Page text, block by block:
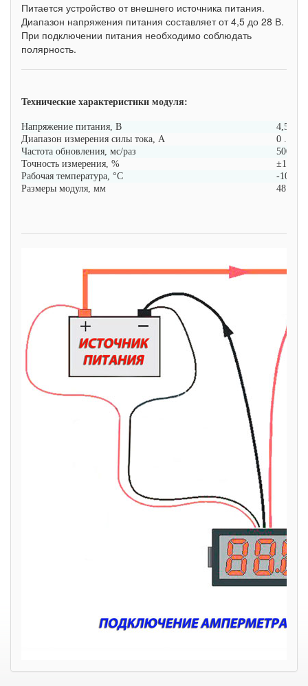
Питается устройство от внешнего источника питания.
Диапазон напряжения питания составляет от 4,5 до 28 В.
При подключении питания необходимо соблюдать
полярность.
Технические характеристики модуля:
Напряжение питания, В
4,5 ...
Диапазон измерения силы тока, А
0 ...
Частота обновления, мс/раз
500
Точность измерения, %
±1
Рабочая температура, °C
-10 ...
Размеры модуля, мм
48 x